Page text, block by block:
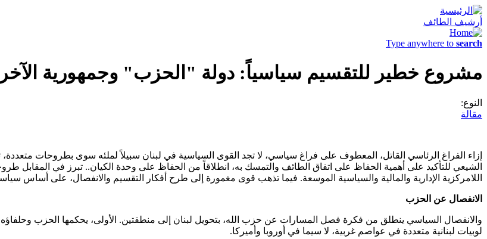
أرشيف الطائف
Type anywhere to search
مشروع خطير للتقسيم سياسياً: دولة "الحزب" وجمهورية
النوع:
مقالة
إزاء الفراغ الرئاسي القاتل، المعطوف على فراغ سياسي، لا تجد القوى السياسية في لبنان سبيلاً لملئه سوى بطروحات
الشيعي للتأكيد على أهمية الحفاظ على اتفاق الطائف والتمسك به، انطلاقاً من الحفاظ على وحدة الكيان.. تبرز في المقابل
اللامركزية الإدارية والمالية والسياسية الموسعة. فيما تذهب قوى مغمورة إلى طرح أفكار التقسيم والانفصال، على
الانفصال عن الحزب
والانفصال السياسي ينطلق من فكرة فصل المسارات عن حزب الله، بتحويل لبنان إلى منطقتين. الأولى، يحكمها الحزب وحلفاؤه.
لوبيات لبنانية متعددة في عواصم غربية، لا سيما في أوروبا وأميركا.